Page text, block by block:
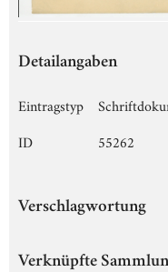
Detailangaben
Eintragstyp
ID
55262
Verschlagwortung
Verknüpfte